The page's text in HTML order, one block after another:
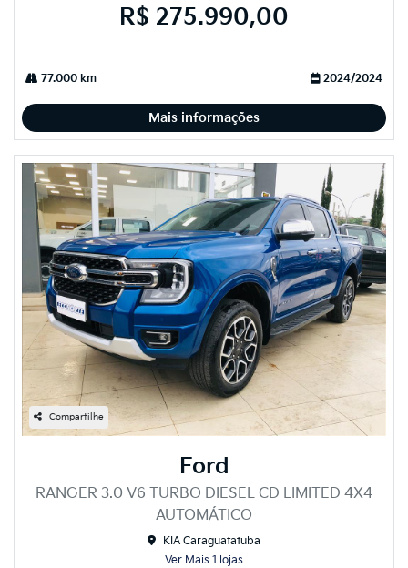
R$ 275.990,00
77.000 km 2024/2024
Mais informações
Compartilhe
Ford
RANGER 3.0 V6 TURBO DIESEL CD LIMITED 4X4
AUTOMÁTICO
KIA Caraguatatuba
Ver Mais 1 lojas